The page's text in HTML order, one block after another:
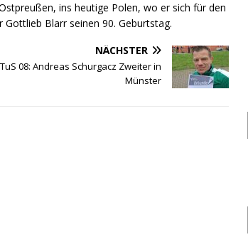
ins heutige Polen, wo er sich für den
Blarr seinen 90. Geburtstag.
NÄCHSTER
TuS 08: Andreas Schurgacz Zweiter in
Münster